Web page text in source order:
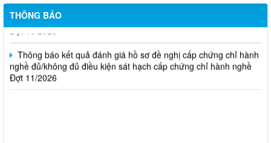
THÔNG BÁO
nghề đủ/không đủ điều kiện sát hạch cấp chứng chỉ hành nghề
Đợt 10/2026
Thông báo kết quả đánh giá hồ sơ đề nghị cấp chứng chỉ hành
nghề đủ/không đủ điều kiện sát hạch cấp chứng chỉ hành nghề
Đợt 11/2026